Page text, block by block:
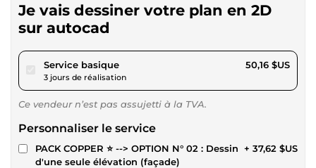
Je vais dessiner votre plan en 2D
sur autocad
Service basiquepour 46,23 $US
3 jours de réalisation
50,16 $US
Ce vendeur n’est pas assujetti à la TVA.
Personnaliser le service
PACK COPPER ⭐ --> OPTION N° 02 : Dessin
d'une seule élévation (façade)
+ 37,62 $US